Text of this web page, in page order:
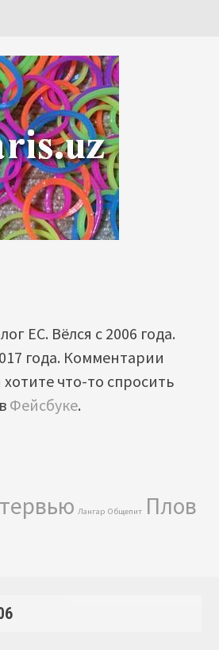
ЕС. Вёлся с 2006 года.
года. Комментарии
что-то спросить
Фейсбуке.
Лангар Общепит Плов